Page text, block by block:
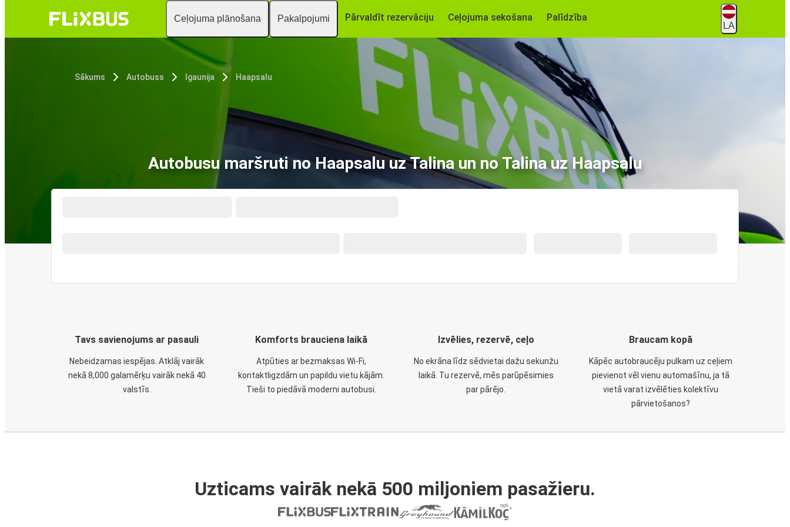
Ceļojuma plānošana Pakalpojumi Pārvaldīt rezervāciju Ceļojuma sekošana Palīdzība
LA
Sākums Autobuss Igaunija Haapsalu
Autobusu maršruti no Haapsalu uz Talina un no Talina uz Haapsalu
Tavs savienojums ar pasauli
Nebeidzamas iespējas. Atklāj vairāk
nekā 8,000 galamērķu vairāk nekā 40
valstīs.
Komforts brauciena laikā
Atpūties ar bezmaksas Wi-Fi,
kontaktligzdām un papildu vietu kājām.
Tieši to piedāvā moderni autobusi.
Izvēlies, rezervē, ceļo
No ekrāna līdz sēdvietai dažu sekunžu
laikā. Tu rezervē, mēs parūpēsimies
par pārējo.
Braucam kopā
Kāpēc autobraucēju pulkam uz ceļiem
pievienot vēl vienu automašīnu, ja tā
vietā varat izvēlēties kolektīvu
pārvietošanos?
Uzticams vairāk nekā 500 miljoniem pasažieru.